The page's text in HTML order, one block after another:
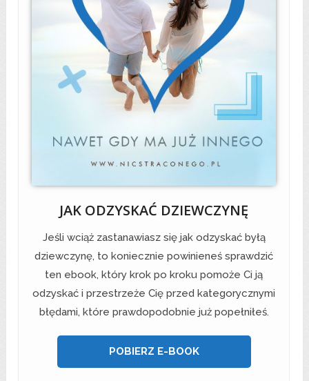
JAK ODZYSKAĆ DZIEWCZYNĘ
Jeśli wciąż zastanawiasz się jak odzyskać byłą
dziewczynę, to koniecznie powinieneś sprawdzić
ten ebook, który krok po kroku pomoże Ci ją
odzyskać i przestrzeże Cię przed kategorycznymi
błędami, które prawdopodobnie już popełniłeś.
POBIERZ E-BOOK